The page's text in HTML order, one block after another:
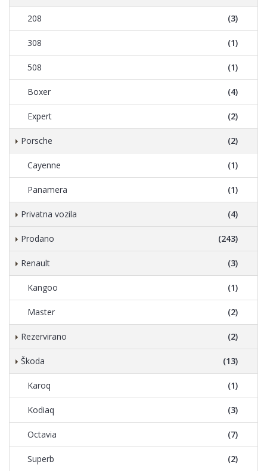
208 (3)
308 (1)
508 (1)
Boxer (4)
Expert (2)
Porsche (2)
Cayenne (1)
Panamera (1)
Privatna vozila (4)
Prodano (243)
Renault (3)
Kangoo (1)
Master (2)
Rezervirano (2)
Škoda (13)
Karoq (1)
Kodiaq (3)
Octavia (7)
Superb (2)